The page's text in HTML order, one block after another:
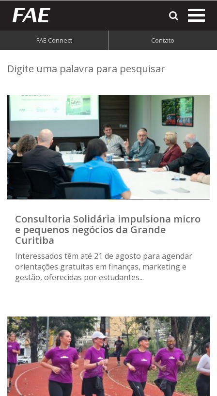
FAE Connect Contato
Digite uma palavra para pesquisar
Consultoria Solidária impulsiona micro
e pequenos negócios da Grande
Curitiba
Interessados têm até 21 de agosto para agendar
orientações gratuitas em finanças, marketing e
gestão, oferecidas por estudantes...